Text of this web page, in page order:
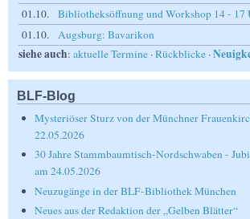
01.10.
Bibliotheksöffnung und Workshop 14 - 17
01.10.
Augsburg: Bavarikon
siehe auch: aktuelle Termine ·Rückblicke ·
BLF-Blog
Mysteriöser Sturz von der Münchner
22.05.2026
30 Jahre Stammbaumtisch-Nordschwaben -
am 24.05.2026
Neuzugänge in der BLF-Bibliothek München
Neues aus der Redaktion der „Gelben Blätter“